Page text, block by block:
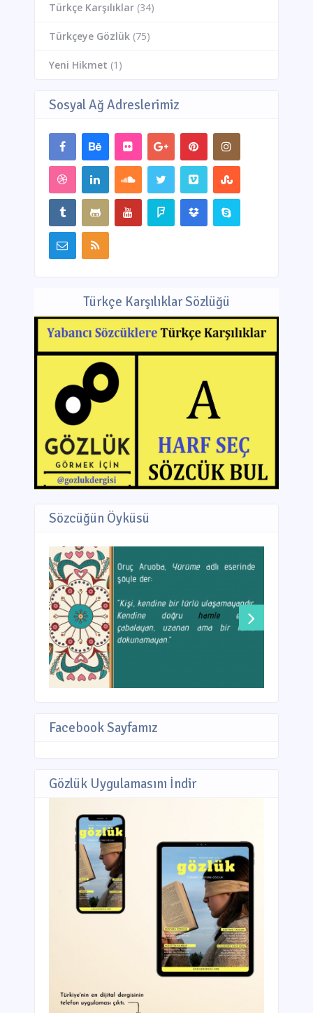
Türkçe Karşılıklar(34)
Türkçeye Gözlük(75)
Yeni Hikmet (1)
Sosyal Ağ Adreslerimiz
Türkçe Karşılıklar Sözlüğü
Sözcüğün Öyküsü
Facebook Sayfamız
Gözlük Uygulamasını İndir